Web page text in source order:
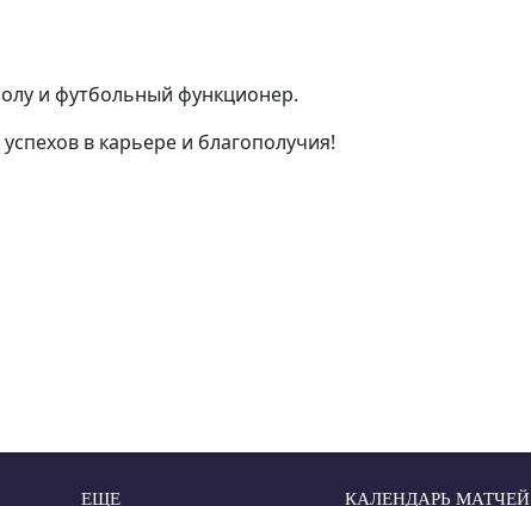
и футбольный функционер.
в карьере и благополучия!
ЕЩЕ КАЛЕНДАРЬ МАТЧЕЙ